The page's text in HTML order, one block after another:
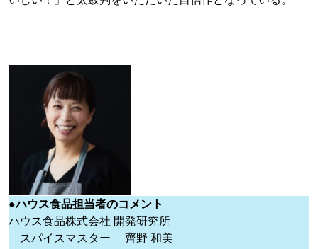
●ハウス食品担当者のコメント
ハウス食品株式会社 開発研究所
スパイスマスター 齊野 和美